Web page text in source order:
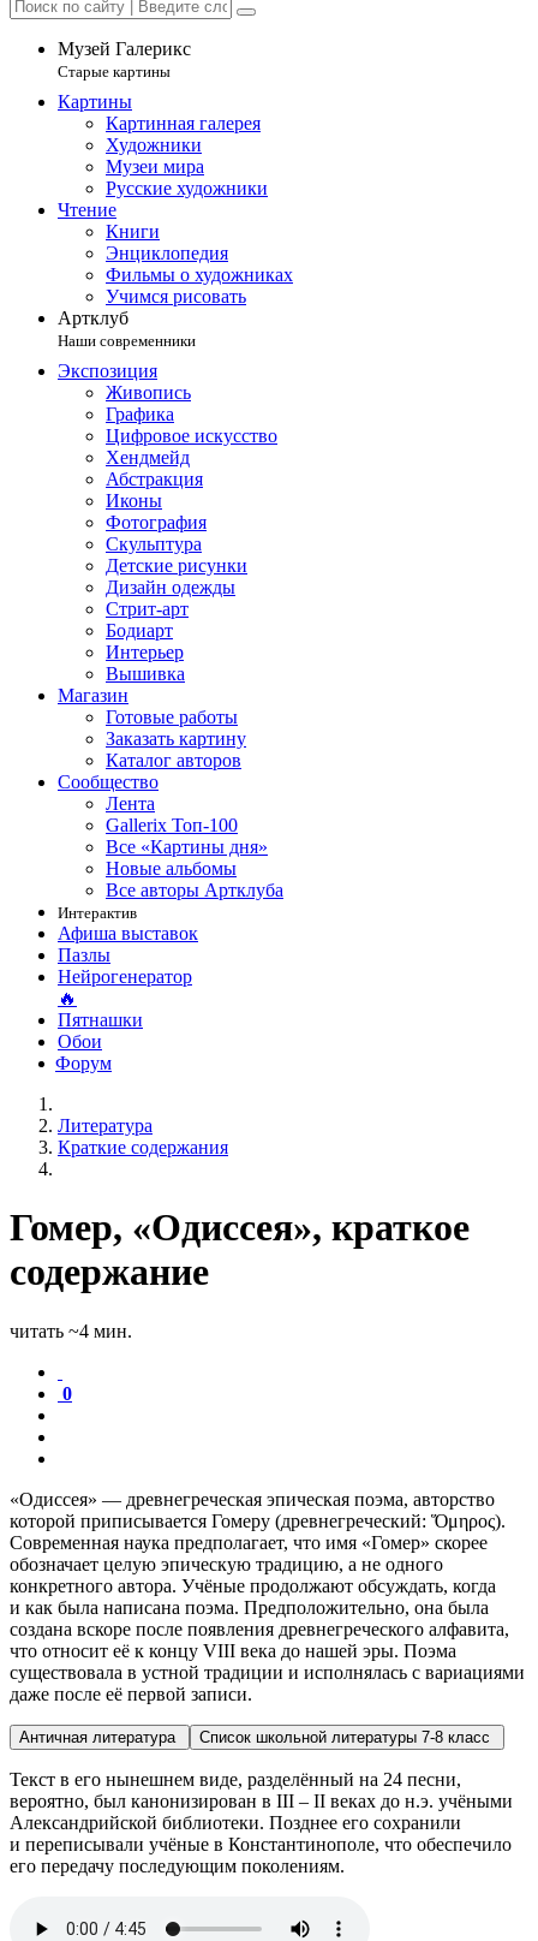
Музей Галерикс
Старые картины
Картины
Картинная галерея
Художники
Музеи мира
Русские художники
Чтение
Книги
Энциклопедия
Фильмы о художниках
Учимся рисовать
Артклуб
Наши современники
Экспозиция
Живопись
Графика
Цифровое искусство
Хендмейд
Абстракция
Иконы
Фотография
Скульптура
Детские рисунки
Дизайн одежды
Стрит-арт
Бодиарт
Интерьер
Вышивка
Магазин
Готовые работы
Заказать картину
Каталог авторов
Сообщество
Лента
Gallerix Топ-100
Все «Картины дня»
Новые альбомы
Все авторы Артклуба
Интерактив
Афиша выставок
Пазлы
Нейрогенератор
🔥
Пятнашки
Обои
Форум
Литература
Краткие содержания
Гомер, «Одиссея», краткое
содержание
читать ~4 мин.
0
«Одиссея» — древнегреческая эпическая поэма, авторство
которой приписывается Гомеру (древнегреческий: Ὅμηρος).
Современная наука предполагает, что имя «Гомер» скорее
обозначает целую эпическую традицию, а не одного
конкретного автора. Учёные продолжают обсуждать, когда
и как была написана поэма. Предположительно, она была
создана вскоре после появления древнегреческого алфавита,
что относит её к концу VIII века до нашей эры. Поэма
существовала в устной традиции и исполнялась с вариациями
даже после её первой записи.
Античная литература Список школьной литературы 7-8 класс
Текст в его нынешнем виде, разделённый на 24 песни,
вероятно, был канонизирован в III – II веках до н.э. учёными
Александрийской библиотеки. Позднее его сохранили
и переписывали учёные в Константинополе, что обеспечило
его передачу последующим поколениям.